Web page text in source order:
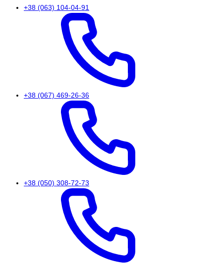
+38 (063) 104-04-91
+38 (067) 469-26-36
+38 (050) 308-72-73